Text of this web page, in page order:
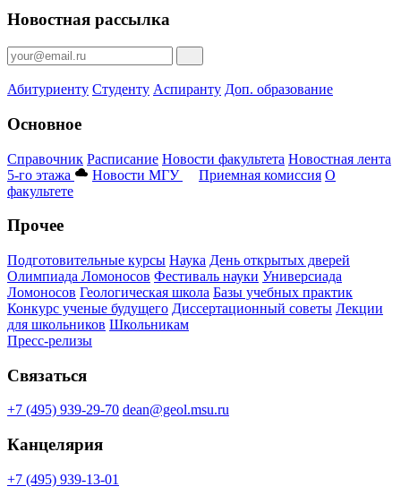
Новостная рассылка
Абитуриенту Студенту Аспиранту Доп. образование
Основное
Справочник Расписание Новости факультета Новостная лента
5-го этажа
Новости МГУ Приемная комиссия О
факультете
Прочее
Подготовительные курсы Наука День открытых дверей
Олимпиада Ломоносов Фестиваль науки Универсиада
Ломоносов Геологическая школа Базы учебных практик
Конкурс ученые будущего Диссертационный советы Лекции
для школьников Школьникам
Пресс-релизы
Связаться
+7 (495) 939-29-70 dean@geol.msu.ru
Канцелярия
+7 (495) 939-13-01